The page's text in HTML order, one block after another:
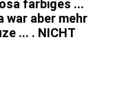
farbiges ...
war aber mehr
... . NICHT